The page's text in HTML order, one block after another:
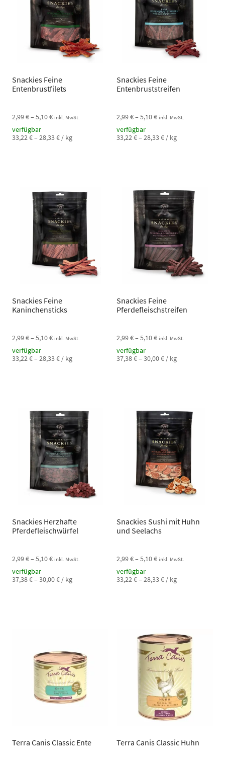
Snackies Feine
Entenbrustfilets
2,99€– 5,10€ inkl. MwSt.
verfügbar
33,22€– 28,33€ / kg
Snackies Feine
Entenbruststreifen
2,99€– 5,10€ inkl. MwSt.
verfügbar
33,22€– 28,33€ / kg
Snackies Feine
Kaninchensticks
2,99€– 5,10€ inkl. MwSt.
verfügbar
33,22€– 28,33€ / kg
Snackies Feine
Pferdefleischstreifen
2,99€– 5,10€ inkl. MwSt.
verfügbar
37,38€– 30,00€ / kg
Snackies Herzhafte
Pferdefleischwürfel
2,99€– 5,10€ inkl. MwSt.
verfügbar
37,38€– 30,00€ / kg
Snackies Sushi mit Huhn
und Seelachs
2,99€– 5,10€ inkl. MwSt.
verfügbar
33,22€– 28,33€ / kg
Terra Canis Classic Ente Terra Canis Classic Huhn